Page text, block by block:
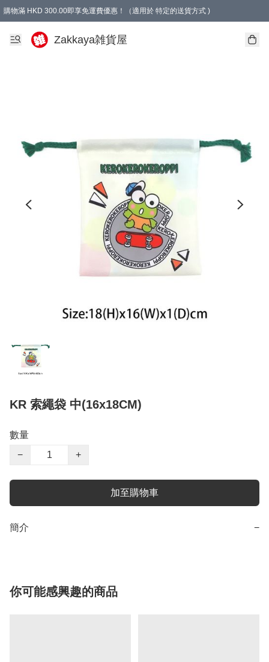
購物滿 HKD 300.00即享免運費優惠！（適用於 特定的送貨方式 )
Zakkaya雑貨屋
KR 索繩袋 中(16x18CM)
數量
−
+
加至購物車
簡介 −
你可能感興趣的商品